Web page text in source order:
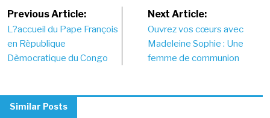
Post
navigation
Previous Article:
L?accueil du Pape François
en Rèpublique
Dèmocratique du Congo
Next Article:
Ouvrez vos cœurs avec
Madeleine Sophie : Une
femme de communion
Similar Posts